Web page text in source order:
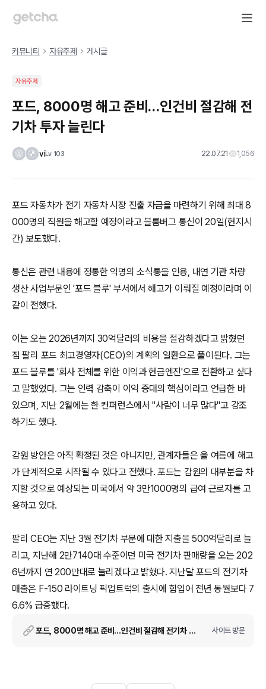
커뮤니티 자유주제 게시글
자유주제
포드, 8000명 해고 준비…인건비 절감해 전
기차 투자 늘린다
viLv 103 22.07.21 1,056
포드 자동차가 전기 자동차 시장 진출 자금을 마련하기 위해 최대 8
000명의 직원을 해고할 예정이라고 블룸버그 통신이 20일(현지시
간) 보도했다.
통신은 관련 내용에 정통한 익명의 소식통을 인용, 내연 기관 차량
생산 사업부문인 '포드 블루' 부서에서 해고가 이뤄질 예정이라며 이
같이 전했다.
이는 오는 2026년까지 30억달러의 비용을 절감하겠다고 밝혔던
짐 팔리 포드 최고경영자(CEO)의 계획의 일환으로 풀이된다. 그는
포드 블루를 '회사 전체를 위한 이익과 현금엔진'으로 전환하고 싶다
고 말했었다. 그는 인력 감축이 이익 증대의 핵심이라고 언급한 바
있으며, 지난 2월에는 한 컨퍼런스에서 "사람이 너무 많다"고 강조
하기도 했다.
감원 방안은 아직 확정된 것은 아니지만, 관계자들은 올 여름에 해고
가 단계적으로 시작될 수 있다고 전했다. 포드는 감원의 대부분을 차
지할 것으로 예상되는 미국에서 약 3만1000명의 급여 근로자를 고
용하고 있다.
팔리 CEO는 지난 3월 전기차 부문에 대한 지출을 500억달러로 늘
리고, 지난해 2만7140대 수준이던 미국 전기차 판매량을 오는 202
6년까지 연 200만대로 늘리겠다고 밝혔다. 지난달 포드의 전기차
매출은 F-150 라이트닝 픽업트럭의 출시에 힘입어 전년 동월보다 7
6.6% 급증했다.
포드, 8000명 해고 준비…인건비 절감해 전기차 투자 늘린다 사이트 방문